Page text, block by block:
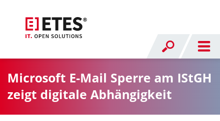
Microsoft E-Mail Sperre am IStGH
zeigt digitale Abhängigkeit